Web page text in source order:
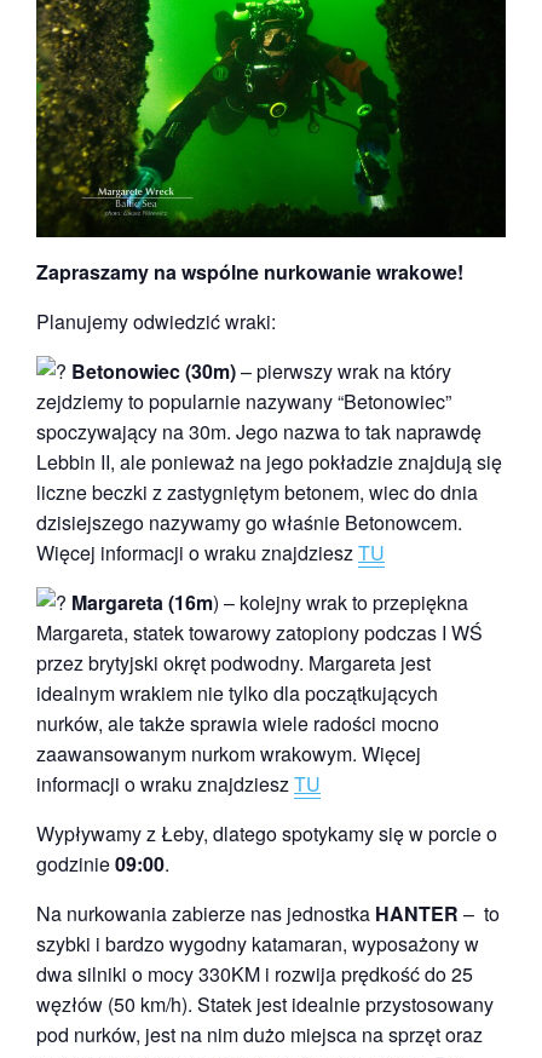
Zapraszamy na wspólne nurkowanie wrakowe!
Planujemy odwiedzić wraki:
Betonowiec (30m)– pierwszy wrak na który
zejdziemy to popularnie nazywany “Betonowiec”
spoczywający na 30m. Jego nazwa to tak naprawdę
Lebbin II, ale ponieważ na jego pokładzie znajdują się
liczne beczki z zastygniętym betonem, wiec do dnia
dzisiejszego nazywamy go właśnie Betonowcem.
Więcej informacji o wraku znajdzieszTU
Margareta (16m) – kolejny wrak to przepiękna
Margareta, statek towarowy zatopiony podczas I WŚ
przez brytyjski okręt podwodny. Margareta jest
idealnym wrakiem nie tylko dla początkujących
nurków, ale także sprawia wiele radości mocno
zaawansowanym nurkom wrakowym. Więcej
informacji o wraku znajdzieszTU
Wypływamy z Łeby, dlatego spotykamy się w porcie o
godzinie09:00.
Na nurkowania zabierze nas jednostka HANTER – to
szybki i bardzo wygodny katamaran, wyposażony w
dwa silniki o mocy 330KM i rozwija prędkość do 25
węzłów (50 km/h). Statek jest idealnie przystosowany
pod nurków, jest na nim dużo miejsca na sprzęt oraz